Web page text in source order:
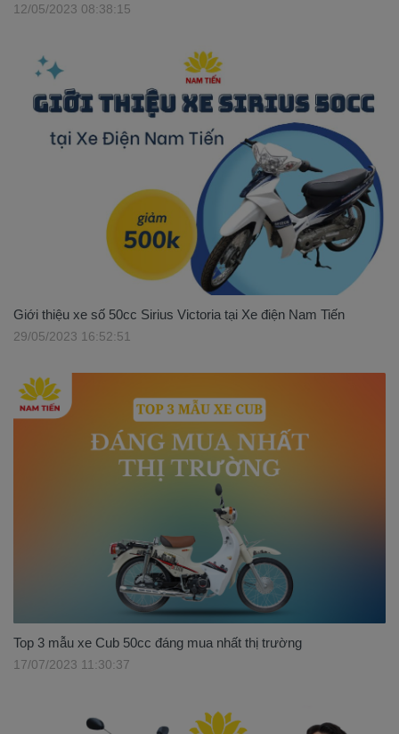
12/05/2023 08:38:15
Giới thiệu xe số 50cc Sirius Victoria tại Xe điện Nam Tiến
29/05/2023 16:52:51
Top 3 mẫu xe Cub 50cc đáng mua nhất thị trường
17/07/2023 11:30:37